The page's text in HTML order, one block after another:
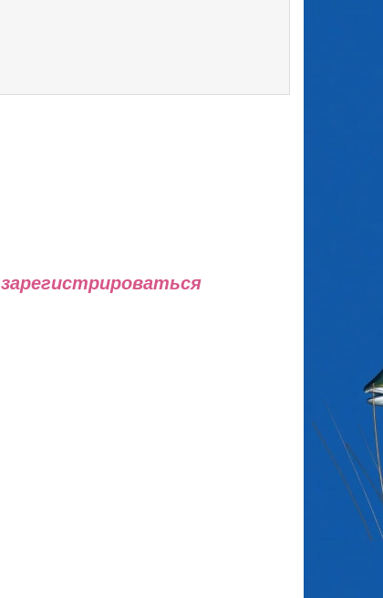
зарегистрироваться